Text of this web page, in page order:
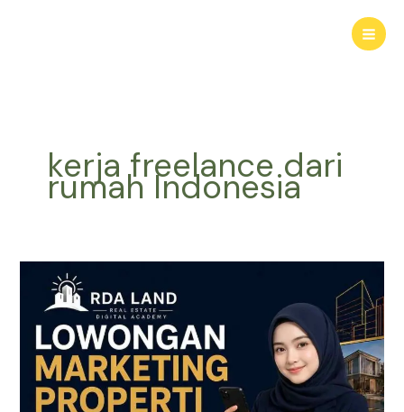
kerja freelance dari
rumah Indonesia
Lowongan
Marketing
Properti
Gabung
Marketing
Properti